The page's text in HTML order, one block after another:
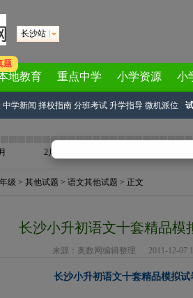
长沙站
题
地教育 重点中学 小学资源 小
中学新闻 择校指南 分班考试 升学指导 微机派位
2月
级 > 其他试题 > 语文其他试题 > 正文
长沙小升初语文十套精品模
来源： 奥数网编辑整理 2011-12-07
长沙小升初语文十套精品模拟试